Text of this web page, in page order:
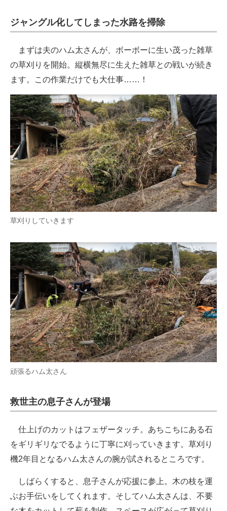
ジャングル化してしまった水路を掃除
まずは夫のハム太さんが、ボーボーに生い茂った雑草
の草刈りを開始。縦横無尽に生えた雑草との戦いが続き
ます。この作業だけでも大仕事……！
草刈りしていきます
頑張るハム太さん
救世主の息子さんが登場
仕上げのカットはフェザータッチ。あちこちにある石
をギリギリなでるように丁寧に刈っていきます。草刈り
機2年目となるハム太さんの腕が試されるところです。
しばらくすると、息子さんが応援に参上。木の枝を運
ぶお手伝いをしてくれます。そしてハム太さんは、不要